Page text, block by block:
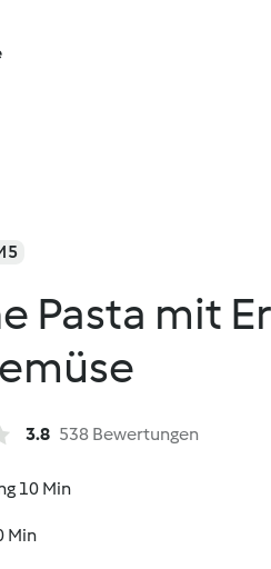
Pasta mit
3.8 538 Bewertungen
10 Min
Min